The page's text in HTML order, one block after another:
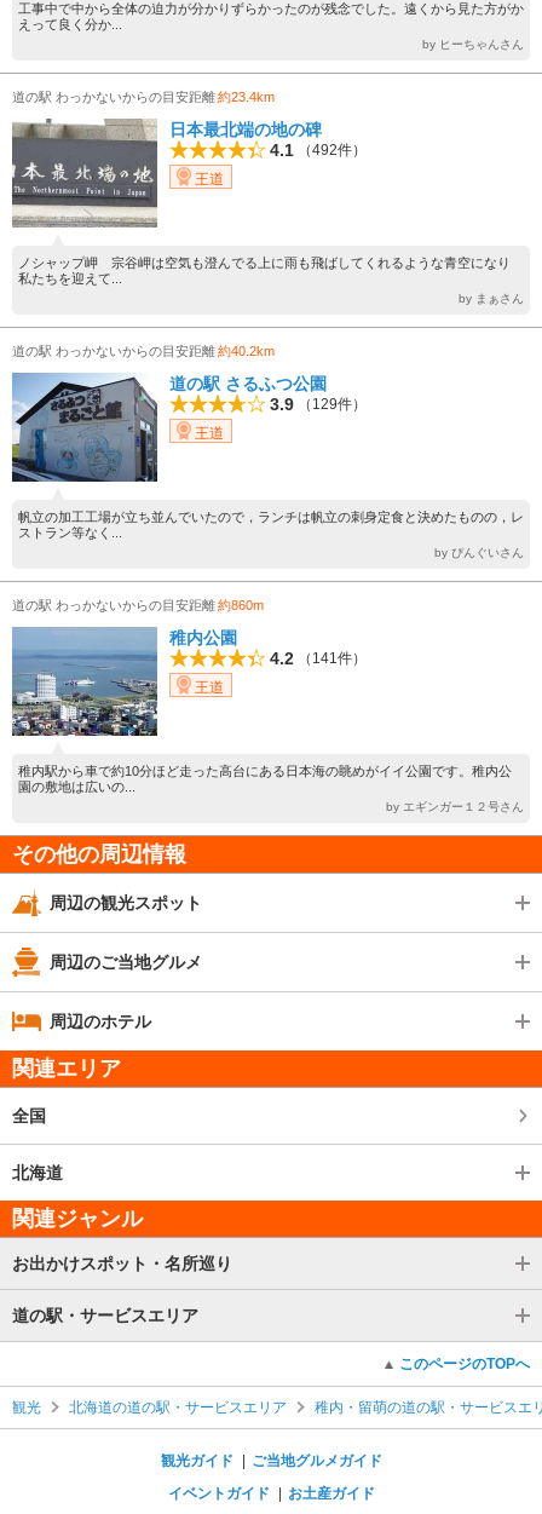
工事中で中から全体の迫力が分かりずらかったのが残念でした。遠くから見た方がか
えって良く分か...
by ヒーちゃんさん
道の駅 わっかないからの目安距離約23.4km
日本最北端の地の碑
4.1
（492件）
王道
ノシャップ岬 宗谷岬は空気も澄んでる上に雨も飛ばしてくれるような青空になり
私たちを迎えて...
by まぁさん
道の駅 わっかないからの目安距離約40.2km
道の駅 さるふつ公園
3.9
（129件）
王道
帆立の加工工場が立ち並んでいたので，ランチは帆立の刺身定食と決めたものの，レ
ストラン等なく...
by ぴんぐいさん
道の駅 わっかないからの目安距離約860m
稚内公園
4.2
（141件）
王道
稚内駅から車で約10分ほど走った高台にある日本海の眺めがイイ公園です。稚内公
園の敷地は広いの...
by エギンガー１２号さん
その他の周辺情報
周辺の観光スポット
周辺のご当地グルメ
周辺のホテル
関連エリア
全国
北海道
関連ジャンル
お出かけスポット・名所巡り
道の駅・サービスエリア
このページのTOPへ
観光 北海道の道の駅・サービスエリア 稚内・留萌の道の駅・サービスエ
観光ガイド
ご当地グルメガイド
イベントガイド
お土産ガイド